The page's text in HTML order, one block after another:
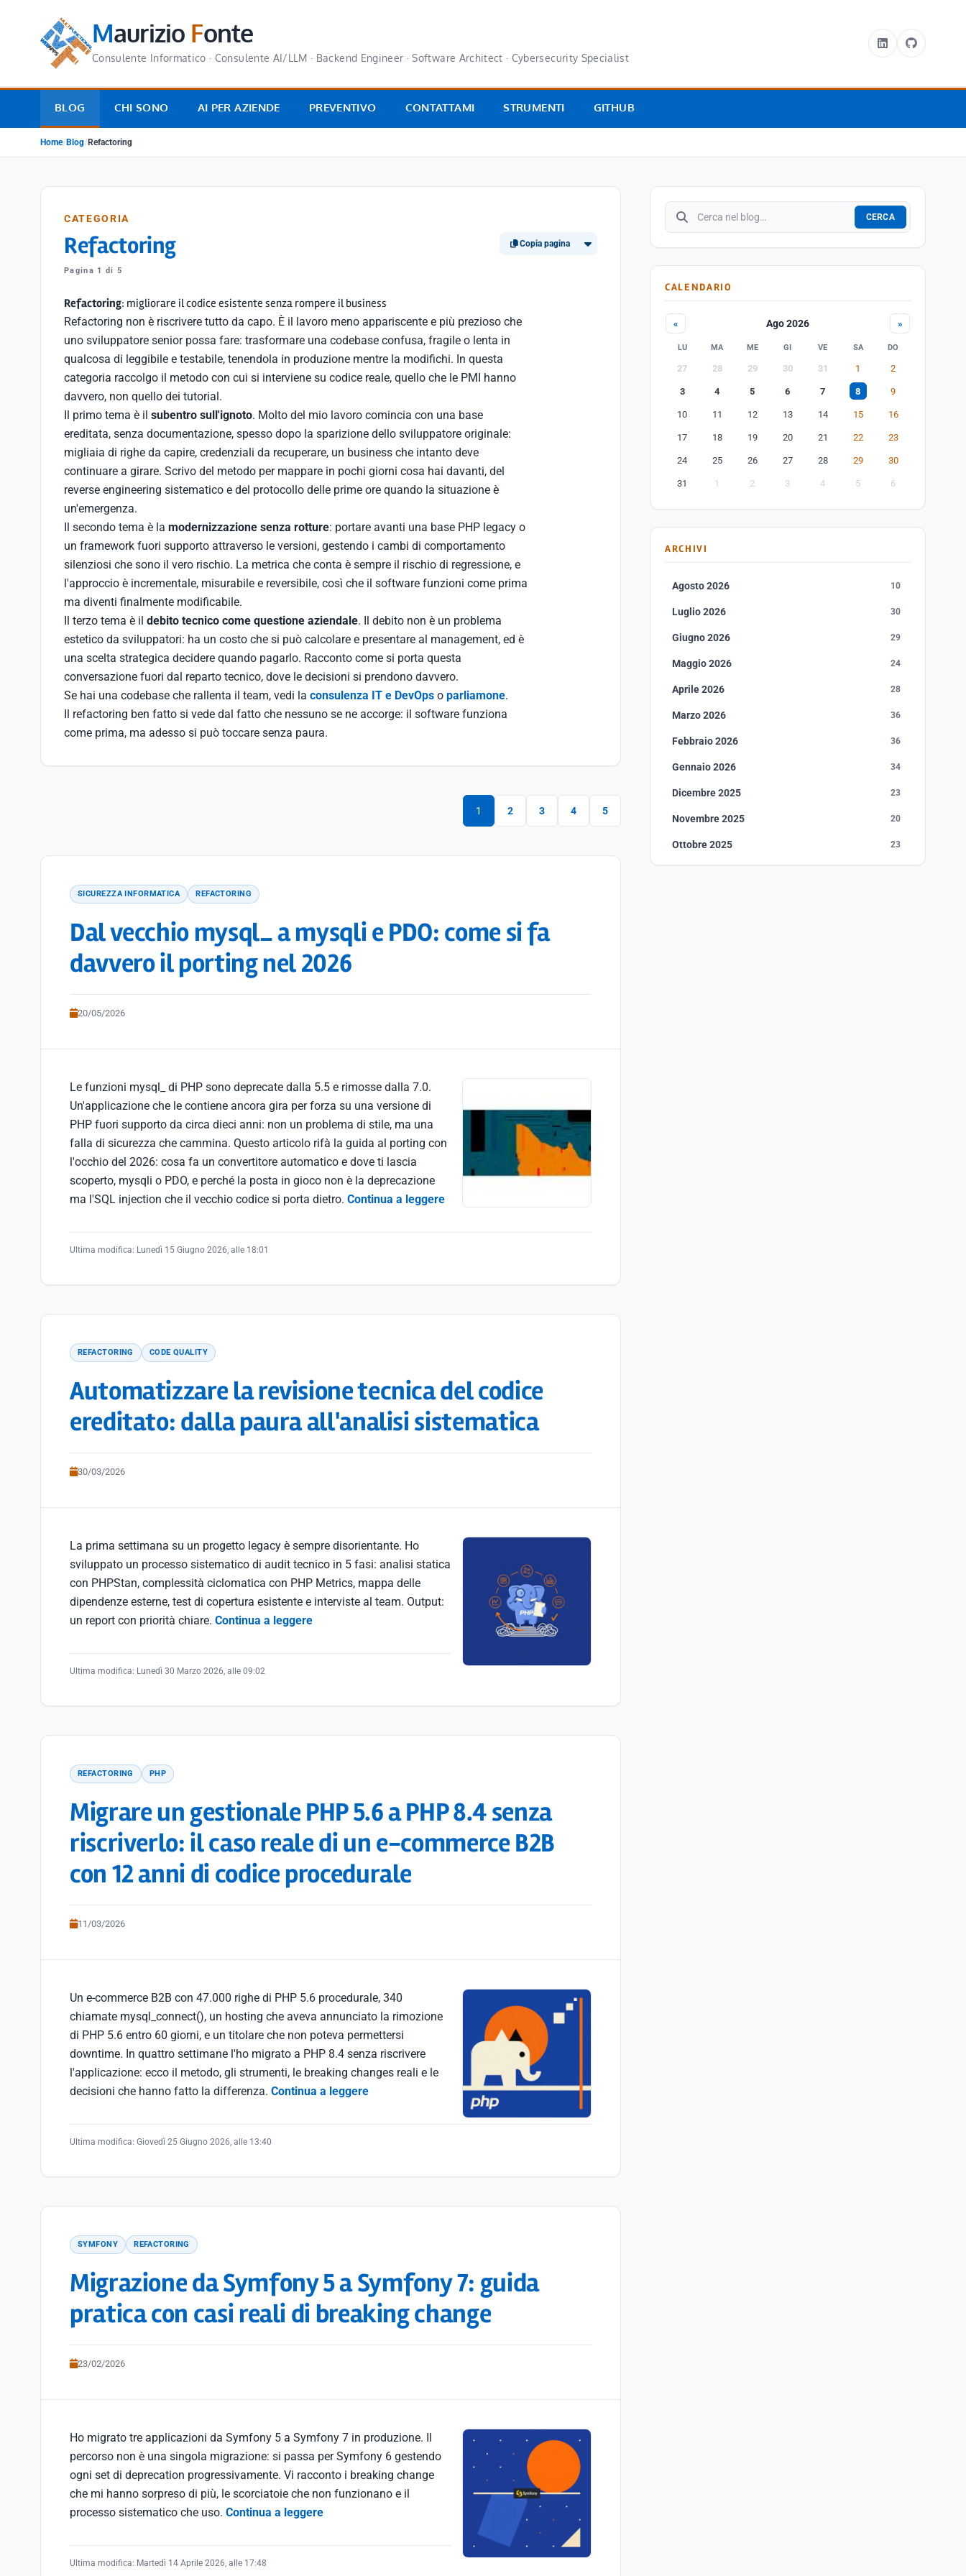
Maurizio Fonte
Consulente Informatico · Consulente AI/LLM · Backend Engineer · Software Architect · Cybersecurity Specialist
BLOG CHI SONO AI PER AZIENDE PREVENTIVO CONTATTAMI STRUMENTI GITHUB
Home/ Blog/ Refactoring
CATEGORIA
Refactoring Copia pagina
Pagina 1 di 5
Refactoring: migliorare il codice esistente senza rompere il business
Refactoring non è riscrivere tutto da capo. È il lavoro meno appariscente e più prezioso che
uno sviluppatore senior possa fare: trasformare una codebase confusa, fragile o lenta in
qualcosa di leggibile e testabile, tenendola in produzione mentre la modifichi. In questa
categoria raccolgo il metodo con cui si interviene su codice reale, quello che le PMI hanno
davvero, non quello dei tutorial.
Il primo tema è il subentro sull'ignoto. Molto del mio lavoro comincia con una base
ereditata, senza documentazione, spesso dopo la sparizione dello sviluppatore originale:
migliaia di righe da capire, credenziali da recuperare, un business che intanto deve
continuare a girare. Scrivo del metodo per mappare in pochi giorni cosa hai davanti, del
reverse engineering sistematico e del protocollo delle prime ore quando la situazione è
un'emergenza.
Il secondo tema è la modernizzazione senza rotture: portare avanti una base PHP legacy o
un framework fuori supporto attraverso le versioni, gestendo i cambi di comportamento
silenziosi che sono il vero rischio. La metrica che conta è sempre il rischio di regressione, e
l'approccio è incrementale, misurabile e reversibile, così che il software funzioni come prima
ma diventi finalmente modificabile.
Il terzo tema è il debito tecnico come questione aziendale. Il debito non è un problema
estetico da sviluppatori: ha un costo che si può calcolare e presentare al management, ed è
una scelta strategica decidere quando pagarlo. Racconto come si porta questa
conversazione fuori dal reparto tecnico, dove le decisioni si prendono davvero.
Se hai una codebase che rallenta il team, vedi la consulenza IT e DevOps o parliamone.
Il refactoring ben fatto si vede dal fatto che nessuno se ne accorge: il software funziona
come prima, ma adesso si può toccare senza paura.
1 2 3 4 5
SICUREZZA INFORMATICA REFACTORING
Dal vecchio mysql_ a mysqli e PDO: come si fa
davvero il porting nel 2026
20/05/2026
Le funzioni mysql_ di PHP sono deprecate dalla 5.5 e rimosse dalla 7.0.
Un'applicazione che le contiene ancora gira per forza su una versione di
PHP fuori supporto da circa dieci anni: non un problema di stile, ma una
falla di sicurezza che cammina. Questo articolo rifà la guida al porting con
l'occhio del 2026: cosa fa un convertitore automatico e dove ti lascia
scoperto, mysqli o PDO, e perché la posta in gioco non è la deprecazione
ma l'SQL injection che il vecchio codice si porta dietro. Continua a leggere
Ultima modifica: Lunedì 15 Giugno 2026, alle 18:01
REFACTORING CODE QUALITY
Automatizzare la revisione tecnica del codice
ereditato: dalla paura all'analisi sistematica
30/03/2026
La prima settimana su un progetto legacy è sempre disorientante. Ho
sviluppato un processo sistematico di audit tecnico in 5 fasi: analisi statica
con PHPStan, complessità ciclomatica con PHP Metrics, mappa delle
dipendenze esterne, test di copertura esistente e interviste al team. Output:
un report con priorità chiare. Continua a leggere
Ultima modifica: Lunedì 30 Marzo 2026, alle 09:02
REFACTORING PHP
Migrare un gestionale PHP 5.6 a PHP 8.4 senza
riscriverlo: il caso reale di un e-commerce B2B
con 12 anni di codice procedurale
11/03/2026
Un e-commerce B2B con 47.000 righe di PHP 5.6 procedurale, 340
chiamate mysql_connect(), un hosting che aveva annunciato la rimozione
di PHP 5.6 entro 60 giorni, e un titolare che non poteva permettersi
downtime. In quattro settimane l'ho migrato a PHP 8.4 senza riscrivere
l'applicazione: ecco il metodo, gli strumenti, le breaking changes reali e le
decisioni che hanno fatto la differenza. Continua a leggere
Ultima modifica: Giovedì 25 Giugno 2026, alle 13:40
SYMFONY REFACTORING
Migrazione da Symfony 5 a Symfony 7: guida
pratica con casi reali di breaking change
23/02/2026
Ho migrato tre applicazioni da Symfony 5 a Symfony 7 in produzione. Il
percorso non è una singola migrazione: si passa per Symfony 6 gestendo
ogni set di deprecation progressivamente. Vi racconto i breaking change
che mi hanno sorpreso di più, le scorciatoie che non funzionano e il
processo sistematico che uso. Continua a leggere
Ultima modifica: Martedì 14 Aprile 2026, alle 17:48
Cerca nel blog
CERCA
CALENDARIO
« Ago 2026 »
LU MA ME GI VE SA DO
27 28 29 30 31 1 2
3 4 5 6 7 8 9
10 11 12 13 14 15 16
17 18 19 20 21 22 23
24 25 26 27 28 29 30
31 1 2 3 4 5 6
ARCHIVI
Agosto 2026 10
Luglio 2026 30
Giugno 2026 29
Maggio 2026 24
Aprile 2026 28
Marzo 2026 36
Febbraio 2026 36
Gennaio 2026 34
Dicembre 2025 23
Novembre 2025 20
Ottobre 2025 23